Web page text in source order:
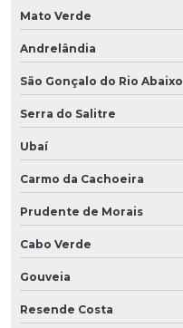
Mato Verde
Andrelândia
São Gonçalo do Rio Abaixo
Serra do Salitre
Ubaí
Carmo da Cachoeira
Prudente de Morais
Cabo Verde
Gouveia
Resende Costa